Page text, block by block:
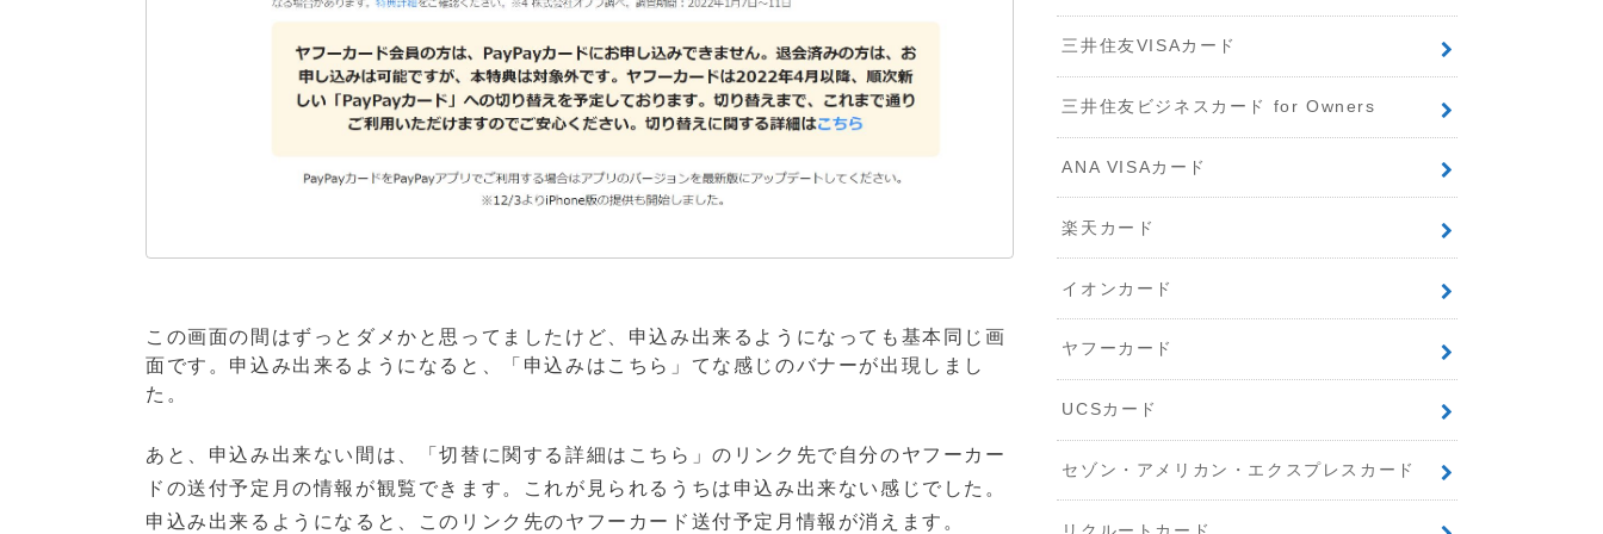
この画面の間はずっとダメかと思ってましたけど、申込み出来るようになっても基本同じ画
面です。申込み出来るようになると、「申込みはこちら」てな感じのバナーが出現しまし
た。
あと、申込み出来ない間は、「切替に関する詳細はこちら」のリンク先で自分のヤフーカー
ドの送付予定月の情報が観覧できます。これが見られるうちは申込み出来ない感じでした。
申込み出来るようになると、このリンク先のヤフーカード送付予定月情報が消えます。
三井住友VISAカード
三井住友ビジネスカード for Owners
ANA VISAカード
楽天カード
イオンカード
ヤフーカード
UCSカード
セゾン・アメリカン・エクスプレスカード
リクルートカード